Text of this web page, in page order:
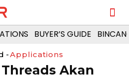
BUYER’S GUIDE
-Applications
Akan